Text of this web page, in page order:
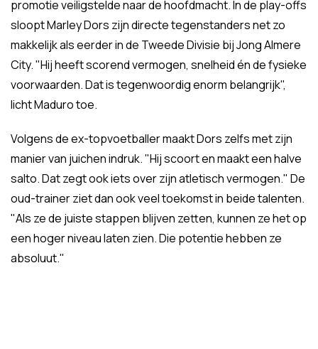
promotie veiligstelde naar de hoofdmacht. In de play-offs
sloopt Marley Dors zijn directe tegenstanders net zo
makkelijk als eerder in de Tweede Divisie bij Jong Almere
City. "Hij heeft scorend vermogen, snelheid én de fysieke
voorwaarden. Dat is tegenwoordig enorm belangrijk",
licht Maduro toe.
Volgens de ex-topvoetballer maakt Dors zelfs met zijn
manier van juichen indruk. "Hij scoort en maakt een halve
salto. Dat zegt ook iets over zijn atletisch vermogen." De
oud-trainer ziet dan ook veel toekomst in beide talenten.
"Als ze de juiste stappen blijven zetten, kunnen ze het op
een hoger niveau laten zien. Die potentie hebben ze
absoluut."